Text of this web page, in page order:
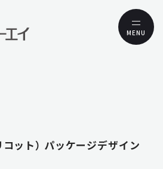
MENU
ット） パッケージデザイン